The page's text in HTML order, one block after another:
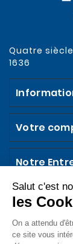
Quatre
1636
Votre
Notre